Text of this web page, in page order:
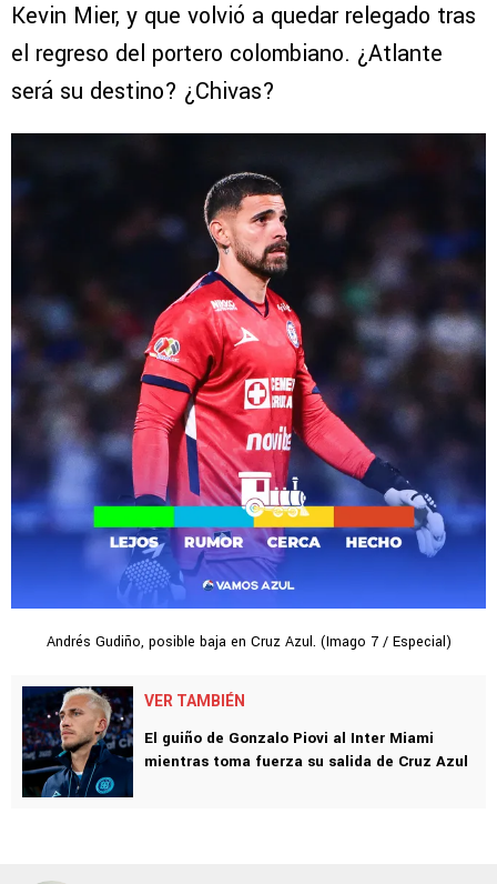
Kevin Mier, y que volvió a quedar relegado tras
el regreso del portero colombiano. ¿Atlante
será su destino? ¿Chivas?
Andrés Gudiño, posible baja en Cruz Azul. (Imago 7 / Especial)
VER TAMBIÉN
El guiño de Gonzalo Piovi al Inter Miami
mientras toma fuerza su salida de Cruz Azul